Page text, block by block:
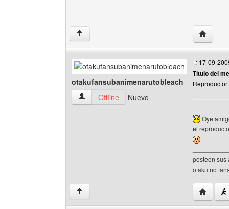
↑ Visitar
otakufansubanimenarutobleach
otakufansubanimenarutobleach Ver perfil del
Offline Nuevo
17-09-
Título del
Oye
el
posteen sus
otaku no
↑ Visitar